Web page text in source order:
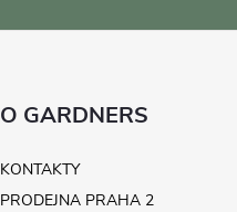
O GARDNERS
KONTAKTY
PRODEJNA PRAHA 2